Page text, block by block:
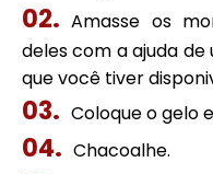
Amasse os
deles com a ajuda
que você tiver
Coloque o gelo
Chacoalhe.